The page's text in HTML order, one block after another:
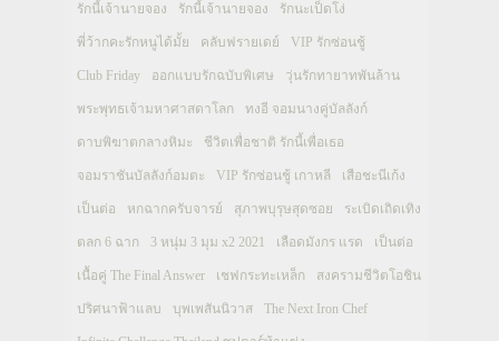
รักนี้เจ้านายจอง รักนี้เจ้านายจอง รักนะเป็ดโง่
พี่ว้ากคะรักหนูได้มั้ย คลับฟรายเดย์ VIP รักซ่อนชู้
Club Friday ออกแบบรักฉบับพิเศษ วุ่นรักทายาทพันล้าน
พระพุทธเจ้ามหาศาสดาโลก ทงอี จอมนางคู่บัลลังก์
ดาบพิฆาตกลางหิมะ ชีวิตเพื่อชาติ รักนี้เพื่อเธอ
จอมราชันบัลลังก์อมตะ VIP รักซ่อนชู้ เกาหลี เสือชะนีเก้ง
เป็นต่อ หกฉากครับจารย์ สุภาพบุรุษสุดซอย ระเบิดเถิดเทิง
ตลก 6 ฉาก 3 หนุ่ม 3 มุม x2 2021 เลือดมังกร แรด เป็นต่อ
เนื้อคู่ The Final Answer เชฟกระทะเหล็ก สงครามชีวิตโอชิน
ปริศนาฟ้าแลบ บุพเพสันนิวาส The Next Iron Chef